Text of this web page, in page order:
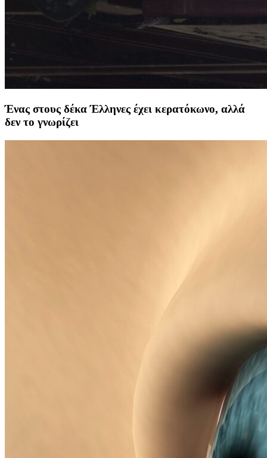
Ένας στους δέκα Έλληνες έχει κερατόκωνο, αλλά
δεν το γνωρίζει